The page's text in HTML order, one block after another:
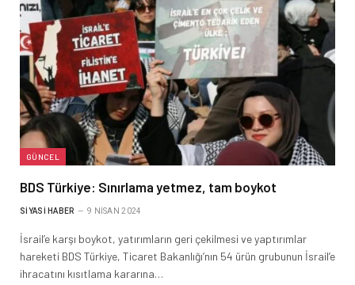
GÜNCEL
BDS Türkiye: Sınırlama yetmez, tam boykot
SIYASI HABER 9 NISAN 2024
İsrail’e karşı boykot, yatırımların geri çekilmesi ve yaptırımlar
hareketi BDS Türkiye, Ticaret Bakanlığı’nın 54 ürün grubunun İsrail’e
ihracatını kısıtlama kararına…